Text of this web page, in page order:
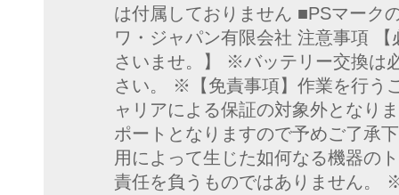
は付属しておりません ■PSマーク
ワ・ジャパン有限会社 注意事項
さいませ。】 ※バッテリー交換は
さい。 ※【免責事項】作業を行う
ャリアによる保証の対象外となり
ポートとなりますので予めご了承
用によって生じた如何なる機器の
責任を負うものではありません。